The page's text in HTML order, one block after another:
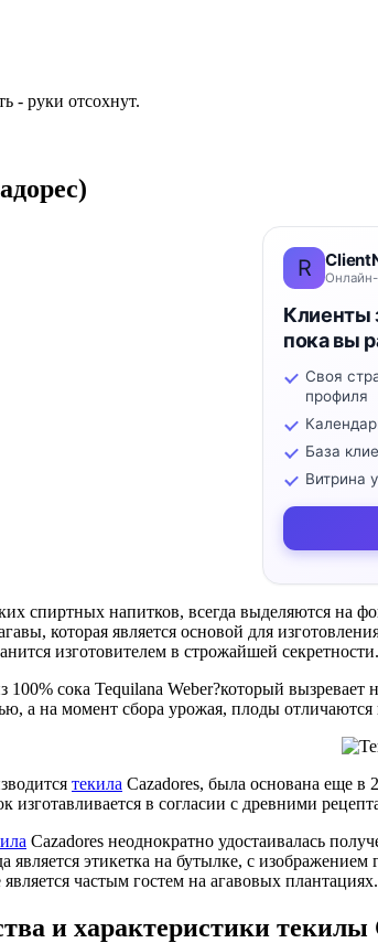
- руки отсохнут.
R Онлайн-
Клиенты
пока вы
Своя
профиля
База
Витрина
спиртных напитков, всегда выделяются на
которая является основой для
изготовителем в строжайшей секретности.
100% сока Tequilana Weber?который
а на момент сбора урожая, плоды
текила Cazadores, была основана еще в
изготавливается в согласии с древними
Cazadores неоднократно удостаивалась
является этикетка на бутылке, с
частым гостем на агавовых плантациях.
и характеристики текилы